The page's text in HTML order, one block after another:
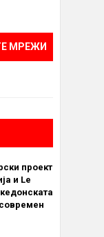
МРЕЖИ
проект
и Le